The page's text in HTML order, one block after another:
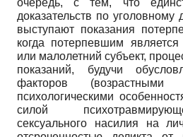
очередь, с тем, что
доказательств по уголовному
выступают показания
когда потерпевшим
или малолетний субъект,
показаний, будучи
факторов (возрастными
психологическими
силой
сексуального насилия на